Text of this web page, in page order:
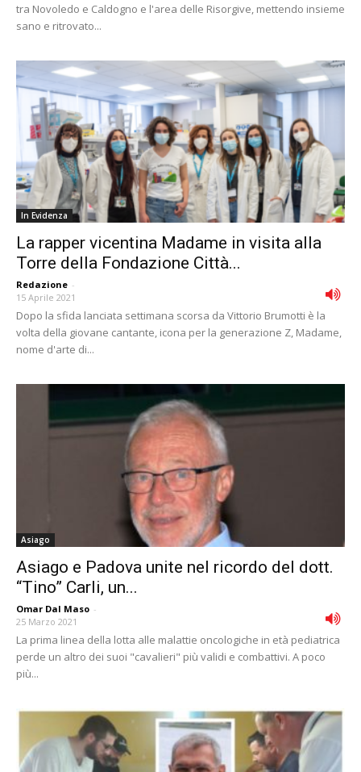
tra Novoledo e Caldogno e l'area delle Risorgive, mettendo insieme
sano e ritrovato...
In Evidenza
La rapper vicentina Madame in visita alla
Torre della Fondazione Città...
Redazione -
15 Aprile 2021
Dopo la sfida lanciata settimana scorsa da Vittorio Brumotti è la
volta della giovane cantante, icona per la generazione Z, Madame,
nome d'arte di...
Asiago
Asiago e Padova unite nel ricordo del dott.
“Tino” Carli, un...
Omar Dal Maso -
25 Marzo 2021
La prima linea della lotta alle malattie oncologiche in età pediatrica
perde un altro dei suoi "cavalieri" più validi e combattivi. A poco
più...